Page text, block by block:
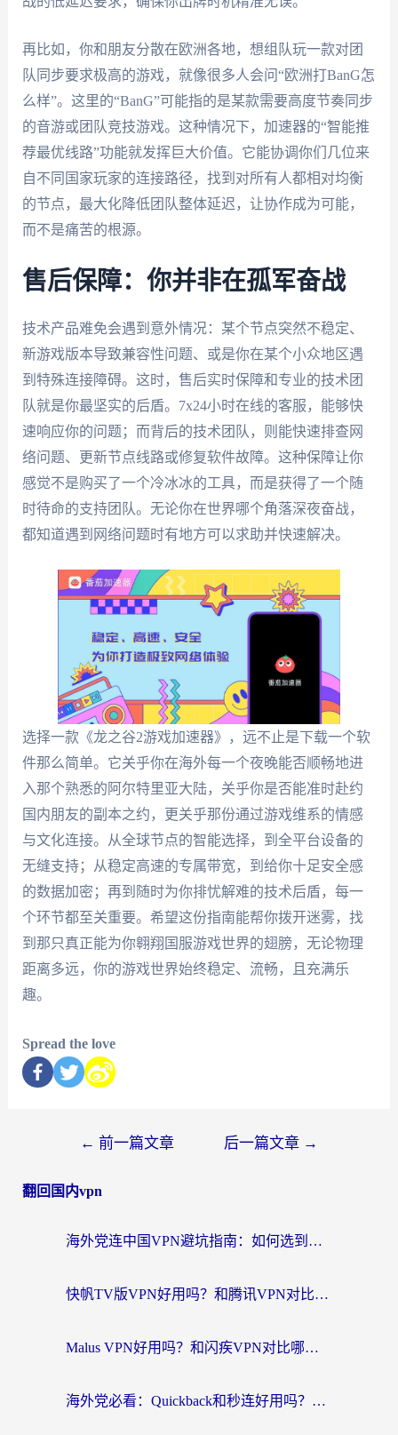
再比如，你和朋友分散在欧洲各地，想组队玩一款对团
队同步要求极高的游戏，就像很多人会问“欧洲打BanG怎
么样”。这里的“BanG”可能指的是某款需要高度节奏同步
的音游或团队竞技游戏。这种情况下，加速器的“智能推
荐最优线路”功能就发挥巨大价值。它能协调你们几位来
自不同国家玩家的连接路径，找到对所有人都相对均衡
的节点，最大化降低团队整体延迟，让协作成为可能，
而不是痛苦的根源。
售后保障：你并非在孤军奋战
技术产品难免会遇到意外情况：某个节点突然不稳定、
新游戏版本导致兼容性问题、或是你在某个小众地区遇
到特殊连接障碍。这时，售后实时保障和专业的技术团
队就是你最坚实的后盾。7x24小时在线的客服，能够快
速响应你的问题；而背后的技术团队，则能快速排查网
络问题、更新节点线路或修复软件故障。这种保障让你
感觉不是购买了一个冷冰冰的工具，而是获得了一个随
时待命的支持团队。无论你在世界哪个角落深夜奋战，
都知道遇到网络问题时有地方可以求助并快速解决。
选择一款《龙之谷2游戏加速器》，远不止是下载一个软
件那么简单。它关乎你在海外每一个夜晚能否顺畅地进
入那个熟悉的阿尔特里亚大陆，关乎你是否能准时赴约
国内朋友的副本之约，更关乎那份通过游戏维系的情感
与文化连接。从全球节点的智能选择，到全平台设备的
无缝支持；从稳定高速的专属带宽，到给你十足安全感
的数据加密；再到随时为你排忧解难的技术后盾，每一
个环节都至关重要。希望这份指南能帮你拨开迷雾，找
到那只真正能为你翱翔国服游戏世界的翅膀，无论物理
距离多远，你的游戏世界始终稳定、流畅，且充满乐
趣。
Spread the love
← 前一篇文章 后一篇文章 →
翻回国内vpn
海外党连中国VPN避坑指南：如何选到真正能无缝刷国内资源的加速器？
快帆TV版VPN好用吗？和腾讯VPN对比哪个回国效果更好？海外党必看的真实体验指南
Malus VPN好用吗？和闪疾VPN对比哪个回国效果更好？海外华人的实用避坑指南
海外党必看：Quickback和秒连好用吗？3步选对回国加速器，无缝刷国内资源